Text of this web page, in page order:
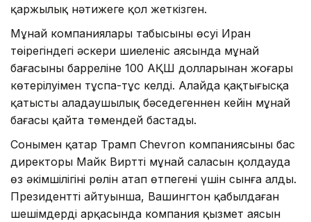
қаржылық нәтижеге қол жеткізген.
Мұнай компаниялары табысының өсуі Иран
төңірегіндегі әскери шиеленіс аясында мұнай
бағасының барреліне 100 АҚШ долларынан жоғары
көтерілуімен тұспа-тұс келді. Алайда қақтығысқа
қатысты алаңдаушылық бәсеңдегеннен кейін мұнай
бағасы қайта төмендей бастады.
Сонымен қатар Трамп Chevron компаниясының бас
директоры Майк Виртті мұнай саласын қолдауда
өз әкімшілігінің рөлін атап өтпегені үшін сынға алды.
Президенттің айтуынша, Вашингтон қабылдаған
шешімдердің арқасында компания қызмет аясын